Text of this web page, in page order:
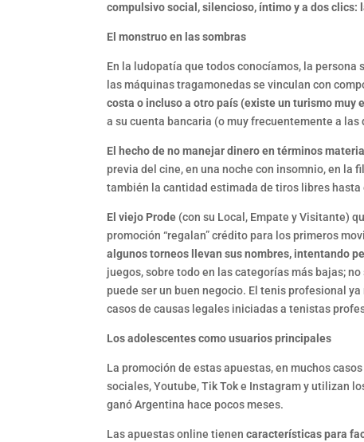
compulsivo social, silencioso, íntimo y a dos clics:
El monstruo en las sombras
En la ludopatía que todos conocíamos, la
las máquinas tragamonedas se vinculan con
costa o incluso a otro país (existe un turismo muy
a su cuenta bancaria (o muy frecuentemente a
El hecho de no manejar dinero en términos
previa del cine, en una noche con insomnio, en la
también la cantidad estimada de tiros libres
El viejo Prode (con su Local, Empate y Visitante)
promoción “regalan” crédito para los primeros
algunos torneos llevan sus nombres, intentando
juegos, sobre todo en las categorías más bajas;
puede ser un buen negocio. El tenis profesional
casos de causas legales iniciadas a tenistas
Los adolescentes como usuarios principales
La promoción de estas apuestas, en muchos
sociales, Youtube, Tik Tok e Instagram y utilizan
ganó Argentina hace pocos meses.
Las apuestas online tienencaracterísticas para